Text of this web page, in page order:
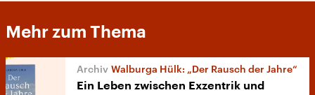
Mehr zum Thema
Walburga Hülk: „Der Rausch der Jahre“
Ein Leben zwischen Exzentrik und